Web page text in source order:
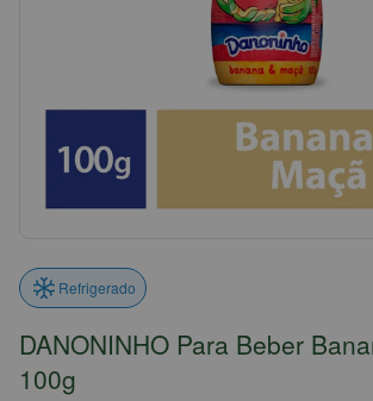
Refrigerado
DANONINHO Para Beber
100g